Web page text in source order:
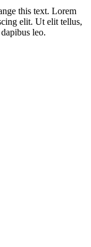
this text. Lorem
elit. Ut elit tellus,
leo.